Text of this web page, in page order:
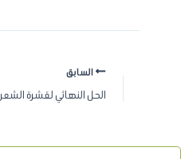
السابق
الحل النهائي لقشرة الشعر